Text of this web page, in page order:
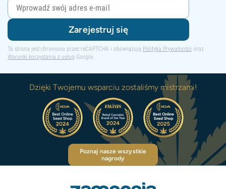
Zarejestruj się
Ta strona jest chroniona przez reCAPTCHA i obowiązują Polityka Prywatności oraz
Warunki korzystania z usług Google.
Dzięki Twojemu wsparciu zostaliśmy mistrzami!
Poznaj nasze wszystkie
nagrody